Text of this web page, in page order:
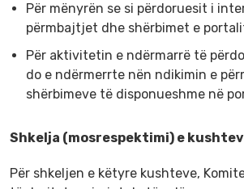
Për mënyrën se si përdoruesit i
përmbajtjet dhe shërbimet e
Për aktivitetin e ndërmarrë të
do e ndërmerrte nën ndikimin e
shërbimeve të disponueshme në
Shkelja (mosrespektimi) e
Për shkeljen e këtyre kushteve,